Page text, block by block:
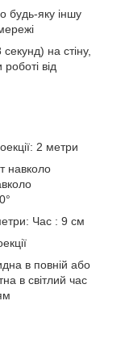
будь-яку іншу
на стіну,
від
2 метри
навколо
Час : 9 см
в повній або
в світлий час